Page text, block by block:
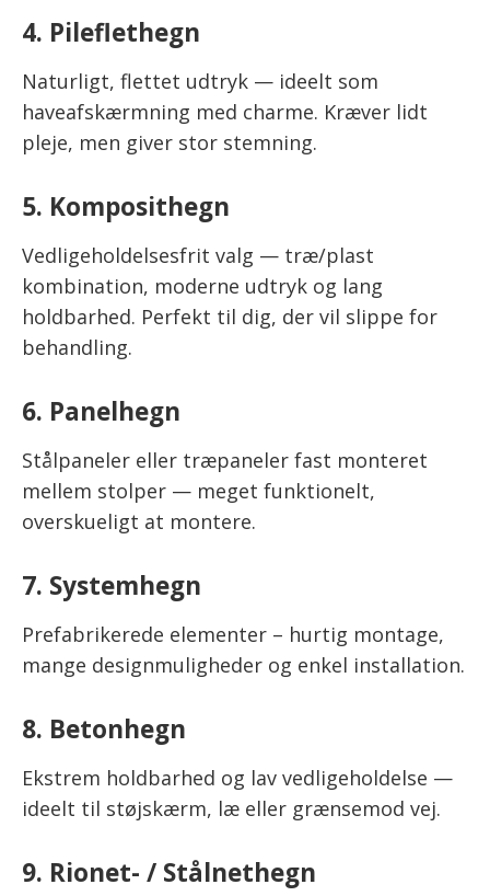
4. Pileflethegn
Naturligt, flettet udtryk — ideelt som
haveafskærmning med charme. Kræver lidt
pleje, men giver stor stemning.
5. Komposithegn
Vedligeholdelsesfrit valg — træ/plast
kombination, moderne udtryk og lang
holdbarhed. Perfekt til dig, der vil slippe for
behandling.
6. Panelhegn
Stålpaneler eller træpaneler fast monteret
mellem stolper — meget funktionelt,
overskueligt at montere.
7. Systemhegn
Prefabrikerede elementer – hurtig montage,
mange designmuligheder og enkel installation.
8. Betonhegn
Ekstrem holdbarhed og lav vedligeholdelse —
ideelt til støjskærm, læ eller grænsemod vej.
9. Rionet- / Stålnethegn